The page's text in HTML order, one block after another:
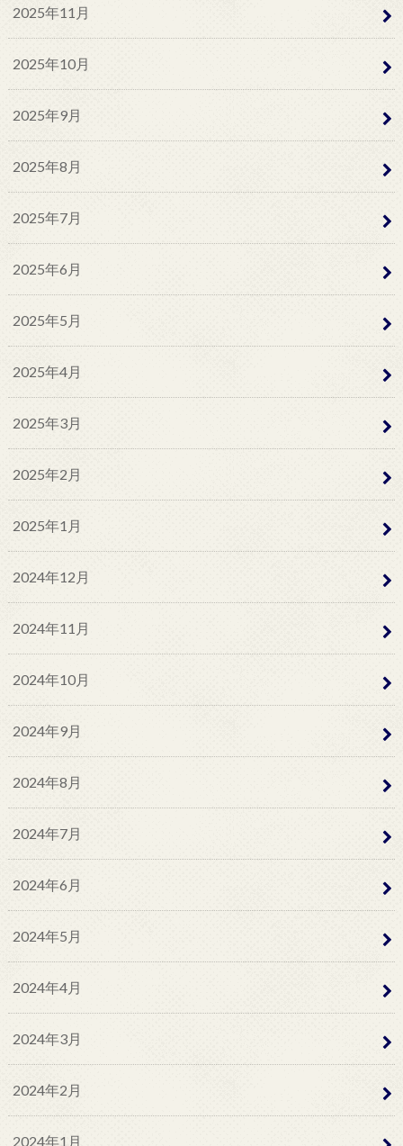
2025年11月
2025年10月
2025年9月
2025年8月
2025年7月
2025年6月
2025年5月
2025年4月
2025年3月
2025年2月
2025年1月
2024年12月
2024年11月
2024年10月
2024年9月
2024年8月
2024年7月
2024年6月
2024年5月
2024年4月
2024年3月
2024年2月
2024年1月